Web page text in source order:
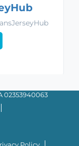
02353940063
Policy